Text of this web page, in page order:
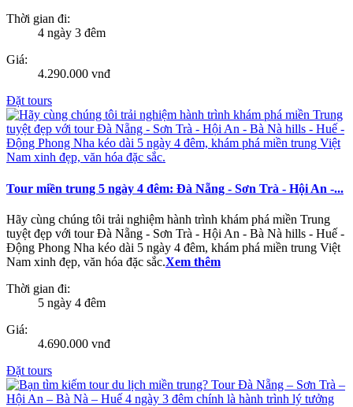
Thời gian đi:
4 ngày 3 đêm
Giá:
4.290.000 vnđ
Đặt tours
Tour miền trung 5 ngày 4 đêm: Đà Nẵng - Sơn Trà - Hội An -...
Hãy cùng chúng tôi trải nghiệm hành trình khám phá miền Trung
tuyệt đẹp với tour Đà Nẵng - Sơn Trà - Hội An - Bà Nà hills - Huế -
Động Phong Nha kéo dài 5 ngày 4 đêm, khám phá miền trung Việt
Nam xinh đẹp, văn hóa đặc sắc.Xem thêm
Thời gian đi:
5 ngày 4 đêm
Giá:
4.690.000 vnđ
Đặt tours